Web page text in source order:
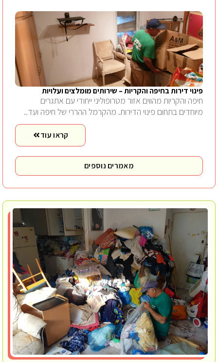
פינוי דירות בחיפה והקריות – שירותים מומלצים ועלויות
חיפה והקריות מהווים אזור מטרופוליני ייחודי עם אתגרים
מיוחדים בתחום פינוי הדירות. מהקרמל ההררי של חיפה ועד..
קראו עוד
מאמרים נוספים